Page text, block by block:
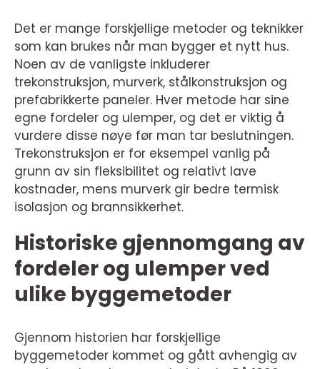
Det er mange forskjellige metoder og teknikker
som kan brukes når man bygger et nytt hus.
Noen av de vanligste inkluderer
trekonstruksjon, murverk, stålkonstruksjon og
prefabrikkerte paneler. Hver metode har sine
egne fordeler og ulemper, og det er viktig å
vurdere disse nøye før man tar beslutningen.
Trekonstruksjon er for eksempel vanlig på
grunn av sin fleksibilitet og relativt lave
kostnader, mens murverk gir bedre termisk
isolasjon og brannsikkerhet.
Historiske gjennomgang av
fordeler og ulemper ved
ulike byggemetoder
Gjennom historien har forskjellige
byggemetoder kommet og gått avhengig av